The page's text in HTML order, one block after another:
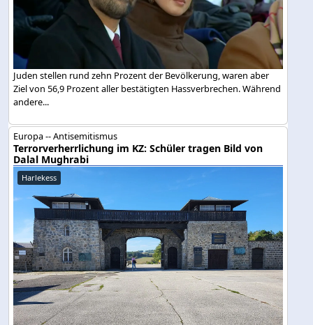
Juden stellen rund zehn Prozent der Bevölkerung, waren aber
Ziel von 56,9 Prozent aller bestätigten Hassverbrechen. Während
andere...
Europa -- Antisemitismus
Terrorverherrlichung im KZ: Schüler tragen Bild von
Dalal Mughrabi
Harlekess